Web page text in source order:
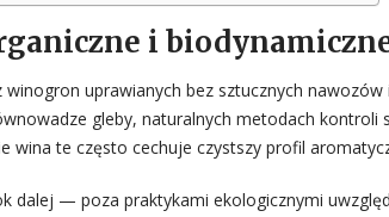
i
uprawianych bez sztucznych
gleby, naturalnych metodach kontroli
wina te często cechuje czystszy profil
dalej — poza praktykami ekologicznymi